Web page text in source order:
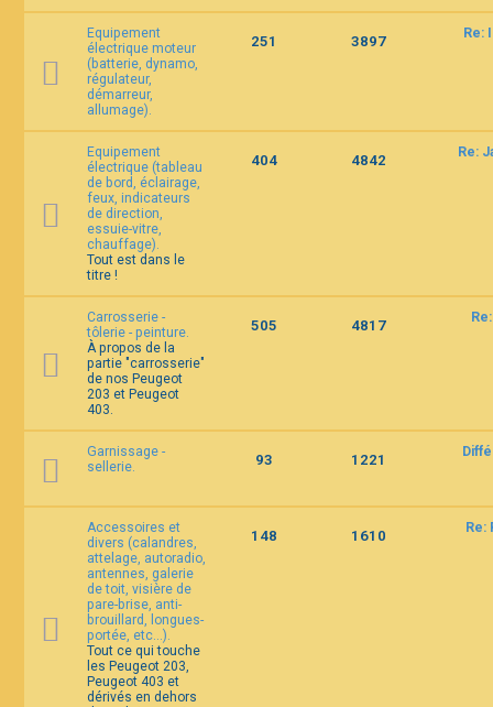
Equipement
électrique moteur
(batterie, dynamo,
régulateur,
démarreur,
allumage).
251 3897 Re:
Equipement
électrique (tableau
de bord, éclairage,
feux, indicateurs
de direction,
essuie-vitre,
chauffage).
Tout est dans le
titre !
404 4842 Re:
Carrosserie -
tôlerie - peinture.
À propos de la
partie "carrosserie"
de nos Peugeot
203 et Peugeot
403.
505 4817
Garnissage -
sellerie.
93 1221
Accessoires et
divers (calandres,
attelage, autoradio,
antennes, galerie
de toit, visière de
pare-brise, anti-
brouillard, longues-
portée, etc...).
Tout ce qui touche
les Peugeot 203,
Peugeot 403 et
dérivés en dehors
148 1610 Re: